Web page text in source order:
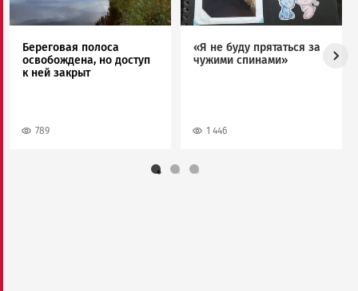
Береговая полоса
освобождена, но доступ
к ней закрыт
789
«Я не буду прятаться за
чужими спинами»
1 446